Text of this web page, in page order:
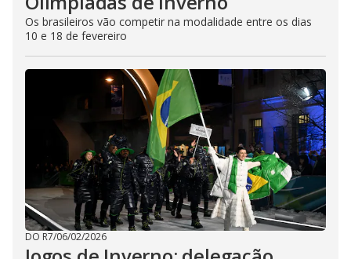
Os brasileiros vão competir na modalidade entre os dias
10 e 18 de fevereiro
DO R7/06/02/2026